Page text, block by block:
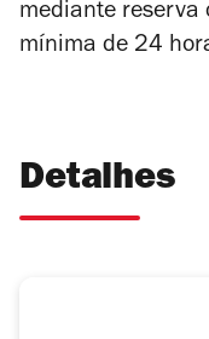
mediante reserva
mínima de 24
Detalhes